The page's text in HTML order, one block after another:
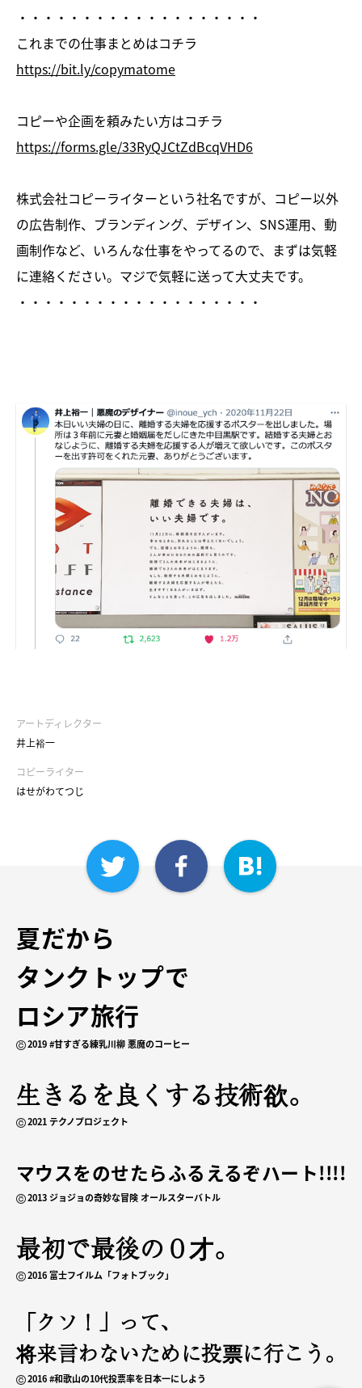
・・・・・・・・・・・・・・・・・・・
これまでの仕事まとめはコチラ
https://bit.ly/copymatome
コピーや企画を頼みたい方はコチラ
https://forms.gle/33RyQJCtZdBcqVHD6
株式会社コピーライターという社名ですが、コピー以外
の広告制作、ブランディング、デザイン、SNS運用、動
画制作など、いろんな仕事をやってるので、まずは気軽
に連絡ください。マジで気軽に送って大丈夫です。
・・・・・・・・・・・・・・・・・・・
アートディレクター
井上裕一
コピーライター
はせがわてつじ
夏だから
タンクトップで
ロシア旅行
2019 #甘すぎる練乳川柳 悪魔のコーヒー
生きるを良くする技術欲。
2021 テクノプロジェクト
マウスをのせたらふるえるぞハート!!!!
2013 ジョジョの奇妙な冒険 オールスターバトル
最初で最後の０才。
2016 富士フイルム「フォトブック」
「クソ！」って、
将来言わないために投票に行こう。
2016 #和歌山の10代投票率を日本一にしよう
生まれた病院は？
おふくろの味といえば？
子どものころのあだ名は？
初めて買ったCDのタイトルは？